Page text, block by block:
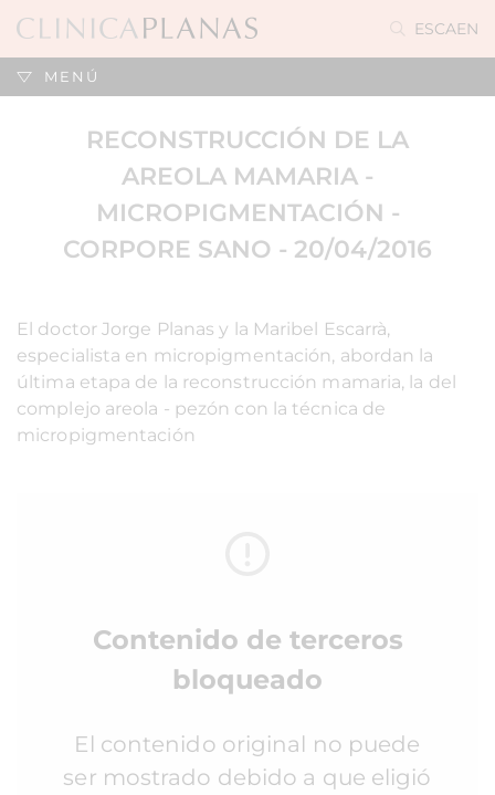
ESCAEN
MENÚ
RECONSTRUCCIÓN DE LA
AREOLA MAMARIA -
MICROPIGMENTACIÓN -
CORPORE SANO - 20/04/2016
El doctor Jorge Planas y la Maribel Escarrà,
especialista en micropigmentación, abordan la
última etapa de la reconstrucción mamaria, la del
complejo areola - pezón con la técnica de
micropigmentación
Contenido de terceros
bloqueado
El contenido original no puede
ser mostrado debido a que eligió